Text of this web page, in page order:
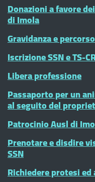
Donazioni a favore
di Imola
Gravidanza e
Iscrizione SSN e TS-
Libera professione
Passaporto per un
al seguito del
Patrocinio Ausl di
Prenotare e disdire
SSN
Richiedere protesi